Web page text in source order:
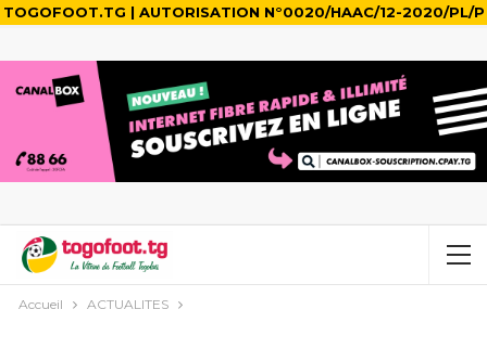
TOGOFOOT.TG | AUTORISATION N°0020/HAAC/12-2020/PL/P
Accueil ACTUALITES